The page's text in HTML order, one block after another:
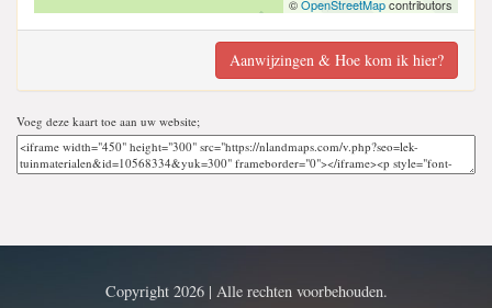
©OpenStreetMapcontributors
Aanwijzingen & Hoe kom ik hier?
Voeg deze kaart toe aan uw website;
Copyright 2026 | Alle rechten voorbehouden.